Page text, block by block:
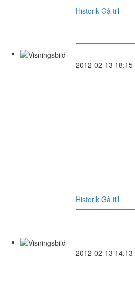
Historik Gå till
2012-02-13 18:15
Historik Gå till
2012-02-13 14:13